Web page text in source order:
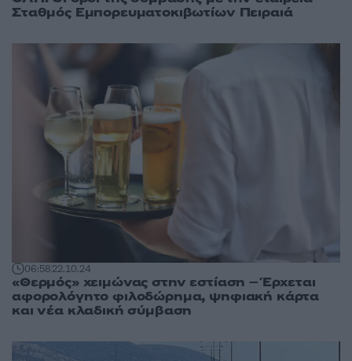
Σταθμός Εμπορευματοκιβωτίων Πειραιά
06:5822.10.24
«Θερμός» χειμώνας στην εστίαση – Έρχεται
αφορολόγητο φιλοδώρημα, ψηφιακή κάρτα
και νέα κλαδική σύμβαση